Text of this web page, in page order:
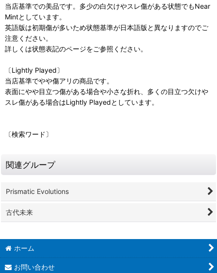
当店基準での美品です。多少の白欠けやスレ傷がある状態でもNear
Mintとしています。
英語版は初期傷が多いため状態基準が日本語版と異なりますのでご
注意ください。
詳しくは状態表記のページをご参照ください。
〔Lightly Played〕
当店基準でやや傷アリの商品です。
表面にやや目立つ傷がある場合や小さな折れ、多くの目立つ欠けや
スレ傷がある場合はLightly Playedとしています。
〔検索ワード〕
関連グループ
Prismatic Evolutions
古代未来
ホーム
お問い合わせ